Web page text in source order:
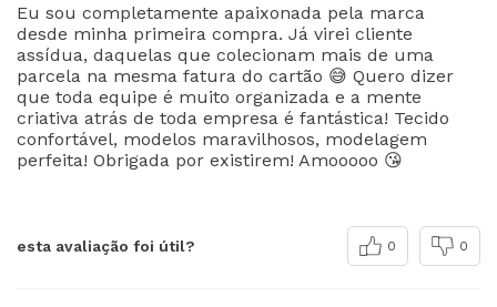
Eu sou completamente apaixonada pela marca
desde minha primeira compra. Já virei cliente
assídua, daquelas que colecionam mais de uma
parcela na mesma fatura do cartão 😅 Quero dizer
que toda equipe é muito organizada e a mente
criativa atrás de toda empresa é fantástica! Tecido
confortável, modelos maravilhosos, modelagem
perfeita! Obrigada por existirem! Amooooo 😘
esta avaliação foi útil? 0 0